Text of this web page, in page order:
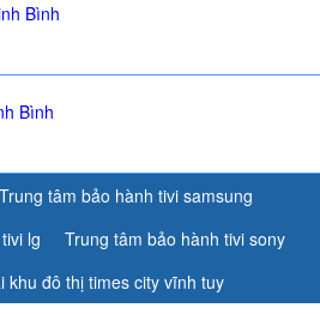
Bình
Bình
Trung tâm bảo hành tivi samsung
lg
Trung tâm bảo hành tivi sony
khu đô thị times city vĩnh tuy